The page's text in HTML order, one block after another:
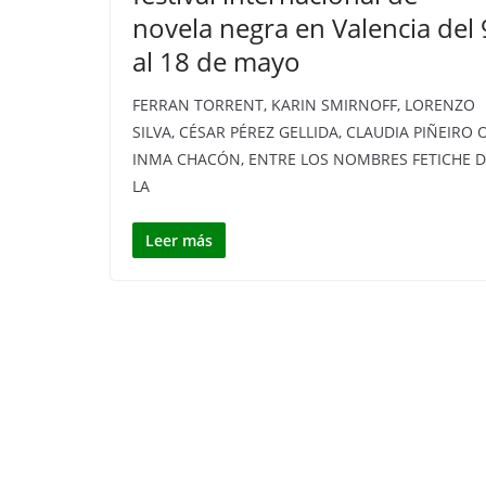
novela negra en Valencia del
al 18 de mayo
FERRAN TORRENT, KARIN SMIRNOFF, LORENZO
SILVA, CÉSAR PÉREZ GELLIDA, CLAUDIA PIÑEIRO
INMA CHACÓN, ENTRE LOS NOMBRES FETICHE
LA
Leer más